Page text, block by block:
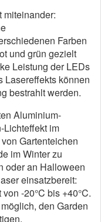
miteinander:
Farben
und grün gezielt
Leistung der LEDs
Lasereffekts können
bestrahlt werden.
Aluminium-
Lichteffekt im
Gartenteichen
im Winter zu
oder an Halloween
einsatzbereit:
-20°C bis +40°C.
den Garden